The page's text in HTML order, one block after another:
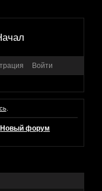
Войти
.
Новый форум